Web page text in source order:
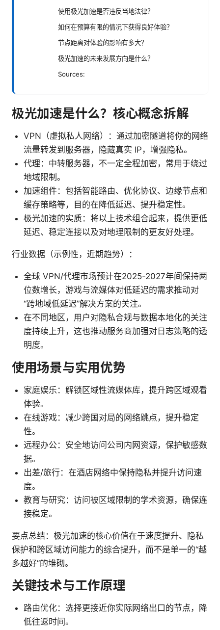
使用极光加速是否违反当地法律？
如何在预算有限的情况下获得良好体验？
节点距离对体验的影响有多大？
极光加速的未来发展方向是什么？
Sources:
极光加速是什么？核心概念拆解
VPN（虚拟私人网络）：通过加密隧道将你的网络
流量转发到服务器，隐藏真实 IP，增强隐私。
代理：中转服务器，不一定全程加密，常用于绕过
地域限制。
加速组件：包括智能路由、优化协议、边缘节点和
缓存策略等，目的在降低延迟、提升稳定性。
极光加速的实质：将以上技术组合起来，提供更低
延迟、稳定连接以及对地理限制的更友好处理。
行业数据（示例性，近期趋势）：
全球 VPN/代理市场预计在2025-2027年间保持两
位数增长，游戏与流媒体对低延迟的需求推动对
“跨地域低延迟”解决方案的关注。
在不同地区，用户对隐私合规与数据本地化的关注
度持续上升，这也推动服务商加强对日志策略的透
明度。
使用场景与实用优势
家庭娱乐：解锁区域性流媒体库，提升跨区域观看
体验。
在线游戏：减少跨国对局的网络跳点，提升稳定
性。
远程办公：安全地访问公司内网资源，保护敏感数
据。
出差/旅行：在酒店网络中保持隐私并提升访问速
度。
教育与研究：访问被区域限制的学术资源，确保连
接稳定。
要点总结：极光加速的核心价值在于速度提升、隐私
保护和跨区域访问能力的综合提升，而不是单一的“越
多越好”的堆砌。
关键技术与工作原理
路由优化：选择更接近你实际网络出口的节点，降
低往返时间。